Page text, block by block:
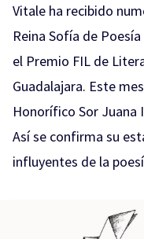
Vitale ha recibido
Reina Sofía de
el Premio FIL de
Guadalajara. Este
Honorífico Sor Juana
Así se confirma su
influyentes de la